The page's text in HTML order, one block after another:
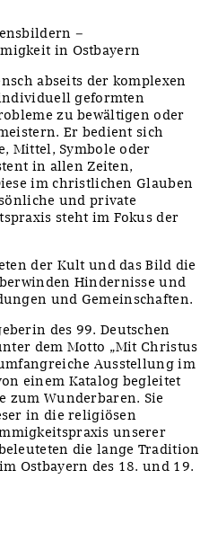
–
in Ostbayern
abseits der komplexen
geformten
zu bewältigen oder
Er bedient sich
Mittel, Symbole oder
in allen Zeiten,
im christlichen Glauben
und private
steht im Fokus der
der Kult und das Bild die
Hindernisse und
und Gemeinschaften.
des 99. Deutschen
dem Motto „Mit Christus
Ausstellung im
einem Katalog begleitet
zum Wunderbaren. Sie
in die religiösen
unserer
die lange Tradition
Ostbayern des 18. und 19.